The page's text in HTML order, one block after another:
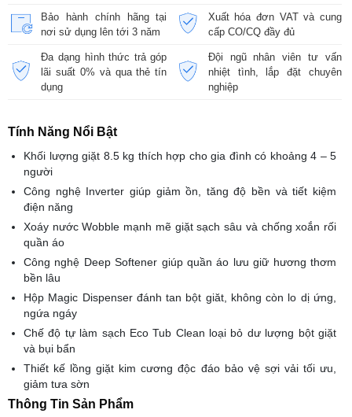
Bảo hành chính hãng tại
nơi sử dụng lên tới 3 năm
Xuất hóa đơn VAT và cung
cấp CO/CQ đầy đủ
Đa dạng hình thức trả góp
lãi suất 0% và qua thẻ tín
dụng
Đội ngũ nhân viên tư vấn
nhiệt tình, lắp đặt chuyên
nghiệp
Tính Năng Nổi Bật
Khối lượng giặt 8.5 kg thích hợp cho gia đình có khoảng 4 – 5
người
Công nghệ Inverter giúp giảm ồn, tăng độ bền và tiết kiệm
điện năng
Xoáy nước Wobble mạnh mẽ giặt sạch sâu và chống xoắn rối
quần áo
Công nghệ Deep Softener giúp quần áo lưu giữ hương thơm
bền lâu
Hộp Magic Dispenser đánh tan bột giăt, không còn lo dị ứng,
ngứa ngáy
Chế độ tự làm sạch Eco Tub Clean loại bỏ dư lượng bột giặt
và bụi bẩn
Thiết kế lồng giặt kim cương độc đáo bảo vệ sợi vải tối ưu,
giảm tưa sờn
Thông Tin Sản Phẩm